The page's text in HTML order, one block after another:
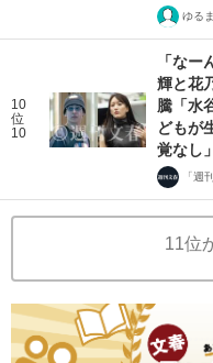
ゆる
10
位
10
「な
輝と花
騰「水
どもが
覚なし」
「週
11位